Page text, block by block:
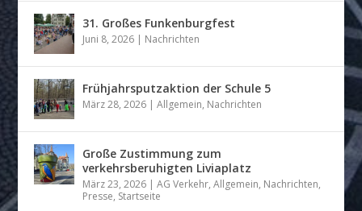
31. Großes Funkenburgfest
Juni 8, 2026 | Nachrichten
Frühjahrsputzaktion der Schule 5
März 28, 2026 |Allgemein, Nachrichten
Große Zustimmung zum
verkehrsberuhigten Liviaplatz
März 23, 2026 |AG Verkehr,Allgemein, Nachrichten,
Presse, Startseite